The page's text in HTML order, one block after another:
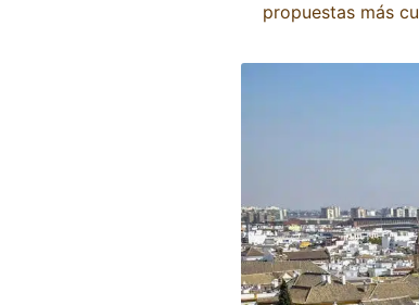
propuestas más